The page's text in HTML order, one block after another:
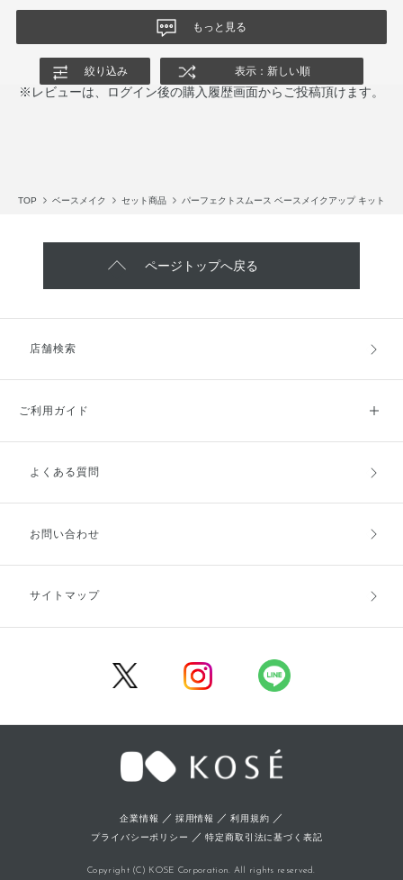
量を多く出しすぎないように注意しながら、毎日、使いたい思い
もっと見る
絞り込み 表示：新しい順
※レビューは、ログイン後の購入履歴画面からご投稿頂けます。
TOP ベースメイク セット商品 パーフェクトスムース ベースメイクアップ キット
ページトップへ戻る
店舗検索
ご利用ガイド
ご利用ガイドトップ
お支払方法
キャンセル・返品・交換
よくある質問
お問い合わせ
サイトマップ
企業情報 ／ 採用情報 ／利用規約 ／
プライバシーポリシー ／特定商取引法に基づく表記
Copyright (C) KOSE Corporation. All rights reserved.